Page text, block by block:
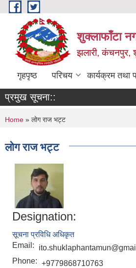
Skip to main content
शुक्लाफाँटा
झलारी, कंचनपुर,
गृहपृष्ठ परिचय कार्यक्रम तथा
प्रमुख सूचना::
You are here
Home » लोग राज भट्ट
लोग राज भट्ट
Designation:
सूचना प्रविधि अधिकृत
Email:
Phone: +9779868710763